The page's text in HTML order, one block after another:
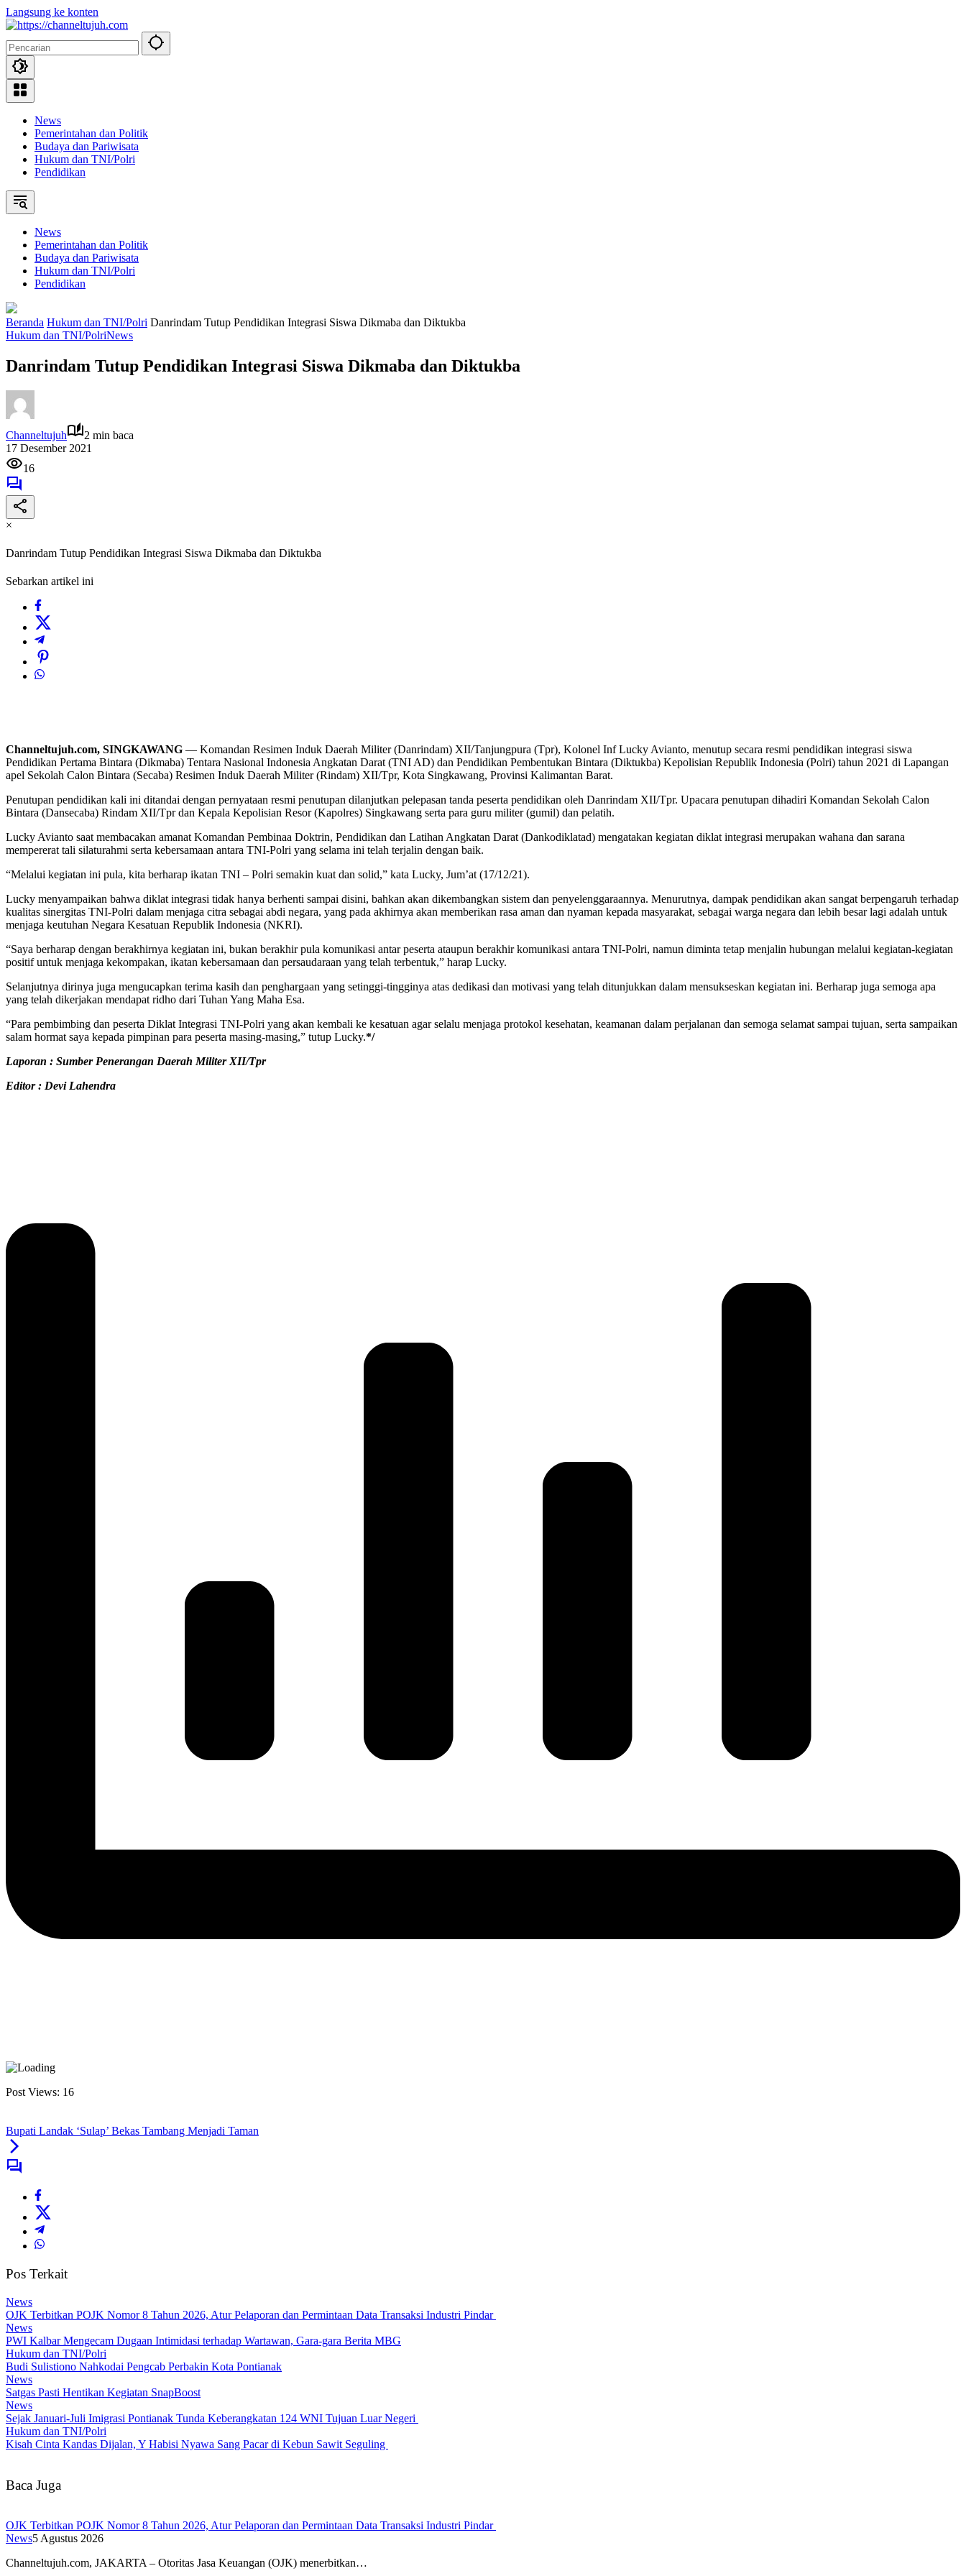
Langsung ke konten
News
Pemerintahan dan Politik
Budaya dan Pariwisata
Hukum dan TNI/Polri
Pendidikan
News
Pemerintahan dan Politik
Budaya dan Pariwisata
Hukum dan TNI/Polri
Pendidikan
Beranda Hukum dan TNI/Polri Danrindam Tutup Pendidikan Integrasi Siswa Dikmaba dan Diktukba
Hukum dan TNI/PolriNews
Danrindam Tutup Pendidikan Integrasi Siswa Dikmaba dan Diktukba
Channeltujuh
2 min baca
17 Desember 2021
16
×
Danrindam Tutup Pendidikan Integrasi Siswa Dikmaba dan Diktukba
Sebarkan artikel ini
Channeltujuh.com, SINGKAWANG — Komandan Resimen Induk Daerah Militer (Danrindam) XII/Tanjungpura (Tpr), Kolonel Inf Lucky Avianto, menutup secara resmi pendidikan integrasi siswa
Pendidikan Pertama Bintara (Dikmaba) Tentara Nasional Indonesia Angkatan Darat (TNI AD) dan Pendidikan Pembentukan Bintara (Diktukba) Kepolisian Republik Indonesia (Polri) tahun 2021 di Lapangan
apel Sekolah Calon Bintara (Secaba) Resimen Induk Daerah Militer (Rindam) XII/Tpr, Kota Singkawang, Provinsi Kalimantan Barat.
Penutupan pendidikan kali ini ditandai dengan pernyataan resmi penutupan dilanjutkan pelepasan tanda peserta pendidikan oleh Danrindam XII/Tpr. Upacara penutupan dihadiri Komandan Sekolah Calon
Bintara (Dansecaba) Rindam XII/Tpr dan Kepala Kepolisian Resor (Kapolres) Singkawang serta para guru militer (gumil) dan pelatih.
Lucky Avianto saat membacakan amanat Komandan Pembinaa Doktrin, Pendidikan dan Latihan Angkatan Darat (Dankodiklatad) mengatakan kegiatan diklat integrasi merupakan wahana dan sarana
mempererat tali silaturahmi serta kebersamaan antara TNI-Polri yang selama ini telah terjalin dengan baik.
“Melalui kegiatan ini pula, kita berharap ikatan TNI – Polri semakin kuat dan solid,” kata Lucky, Jum’at (17/12/21).
Lucky menyampaikan bahwa diklat integrasi tidak hanya berhenti sampai disini, bahkan akan dikembangkan sistem dan penyelenggaraannya. Menurutnya, dampak pendidikan akan sangat berpengaruh terhadap
kualitas sinergitas TNI-Polri dalam menjaga citra sebagai abdi negara, yang pada akhirnya akan memberikan rasa aman dan nyaman kepada masyarakat, sebagai warga negara dan lebih besar lagi adalah untuk
menjaga keutuhan Negara Kesatuan Republik Indonesia (NKRI).
“Saya berharap dengan berakhirnya kegiatan ini, bukan berakhir pula komunikasi antar peserta ataupun berakhir komunikasi antara TNI-Polri, namun diminta tetap menjalin hubungan melalui kegiatan-kegiatan
positif untuk menjaga kekompakan, ikatan kebersamaan dan persaudaraan yang telah terbentuk,” harap Lucky.
Selanjutnya dirinya juga mengucapkan terima kasih dan penghargaan yang setinggi-tingginya atas dedikasi dan motivasi yang telah ditunjukkan dalam mensukseskan kegiatan ini. Berharap juga semoga apa
yang telah dikerjakan mendapat ridho dari Tuhan Yang Maha Esa.
“Para pembimbing dan peserta Diklat Integrasi TNI-Polri yang akan kembali ke kesatuan agar selalu menjaga protokol kesehatan, keamanan dalam perjalanan dan semoga selamat sampai tujuan, serta sampaikan
salam hormat saya kepada pimpinan para peserta masing-masing,” tutup Lucky.*/
Laporan : Sumber Penerangan Daerah Militer XII/Tpr
Editor : Devi Lahendra
Post Views: 16
Bupati Landak ‘Sulap’ Bekas Tambang Menjadi Taman
Pos Terkait
News
OJK Terbitkan POJK Nomor 8 Tahun 2026, Atur Pelaporan dan Permintaan Data Transaksi Industri Pindar
News
PWI Kalbar Mengecam Dugaan Intimidasi terhadap Wartawan, Gara-gara Berita MBG
Hukum dan TNI/Polri
Budi Sulistiono Nahkodai Pengcab Perbakin Kota Pontianak
News
Satgas Pasti Hentikan Kegiatan SnapBoost
News
Sejak Januari-Juli Imigrasi Pontianak Tunda Keberangkatan 124 WNI Tujuan Luar Negeri
Hukum dan TNI/Polri
Kisah Cinta Kandas Dijalan, Y Habisi Nyawa Sang Pacar di Kebun Sawit Seguling
Baca Juga
OJK Terbitkan POJK Nomor 8 Tahun 2026, Atur Pelaporan dan Permintaan Data Transaksi Industri Pindar
News5 Agustus 2026
Channeltujuh.com, JAKARTA – Otoritas Jasa Keuangan (OJK) menerbitkan…